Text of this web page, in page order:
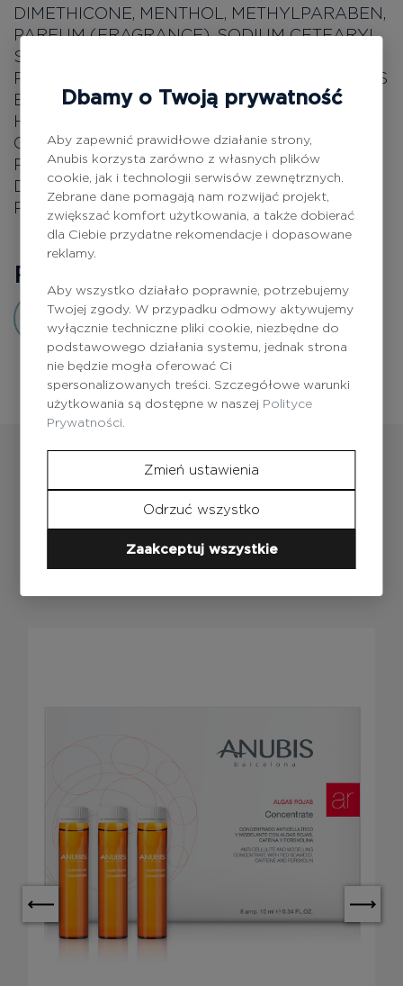
DIMETHICONE, MENTHOL, METHYLPARABEN,
PARFUM (FRAGRANCE), SODIUM CETEARYL
SULFATE, TRIETHANOLAMINE, CARBOMER,
PROPYLPARABEN, BHT, CHONDRUS CRISPUS
EXTRACT, FUCUS VESICULOSUS EXTRACT,
HEXYL CINNAMAL, POTASSIUM IODIDE,
GERANIOL, COUMARIN, SODIUM BENZOATE,
POTASSIUM SORBATE, BENZYL ALCOHOL,
DISODIUM PHOSPHATE, POTASSIUM
PHOSPHATE, SORBIC ACID.
Recenzje
Dodaj opinię
Produktyz tej serii
Dbamy o Twoją prywatność
Aby zapewnić prawidłowe działanie strony,
Anubis korzysta zarówno z własnych plików
cookie, jak i technologii serwisów zewnętrznych.
Zebrane dane pomagają nam rozwijać projekt,
zwiększać komfort użytkowania, a także dobierać
dla Ciebie przydatne rekomendacje i dopasowane
reklamy.
Aby wszystko działało poprawnie, potrzebujemy
Twojej zgody. W przypadku odmowy aktywujemy
wyłącznie techniczne pliki cookie, niezbędne do
podstawowego działania systemu, jednak strona
nie będzie mogła oferować Ci
spersonalizowanych treści. Szczegółowe warunki
użytkowania są dostępne w naszej Polityce
Prywatności.
Zmień ustawienia
Odrzuć wszystko
Zaakceptuj wszystkie